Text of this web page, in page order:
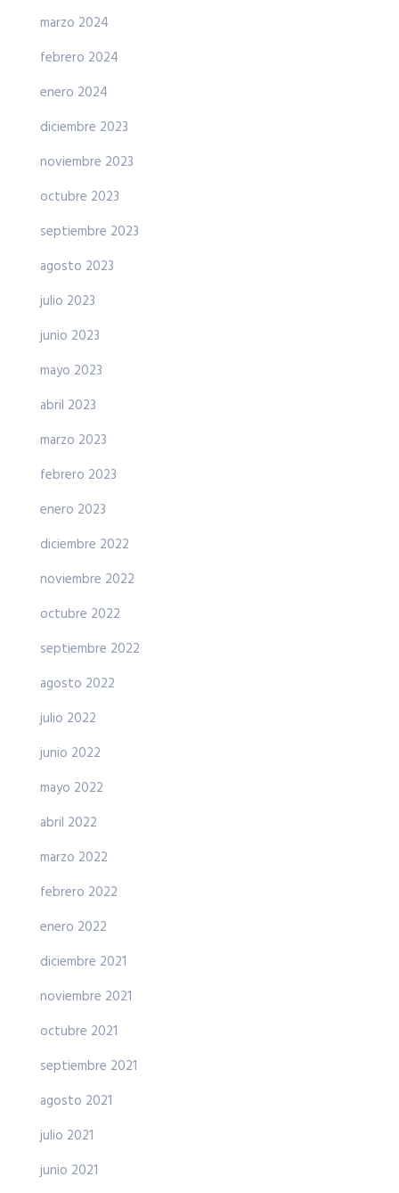
marzo 2024
febrero 2024
enero 2024
diciembre 2023
noviembre 2023
octubre 2023
septiembre 2023
agosto 2023
julio 2023
junio 2023
mayo 2023
abril 2023
marzo 2023
febrero 2023
enero 2023
diciembre 2022
noviembre 2022
octubre 2022
septiembre 2022
agosto 2022
julio 2022
junio 2022
mayo 2022
abril 2022
marzo 2022
febrero 2022
enero 2022
diciembre 2021
noviembre 2021
octubre 2021
septiembre 2021
agosto 2021
julio 2021
junio 2021